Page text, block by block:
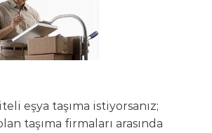
eşya taşıma istiyorsanız;
taşıma firmaları arasında